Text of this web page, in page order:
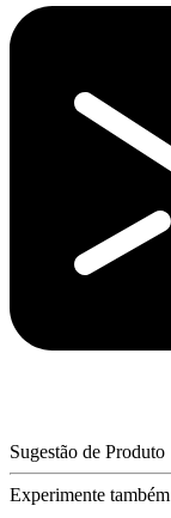
Sugestão de Produto
Experimente também